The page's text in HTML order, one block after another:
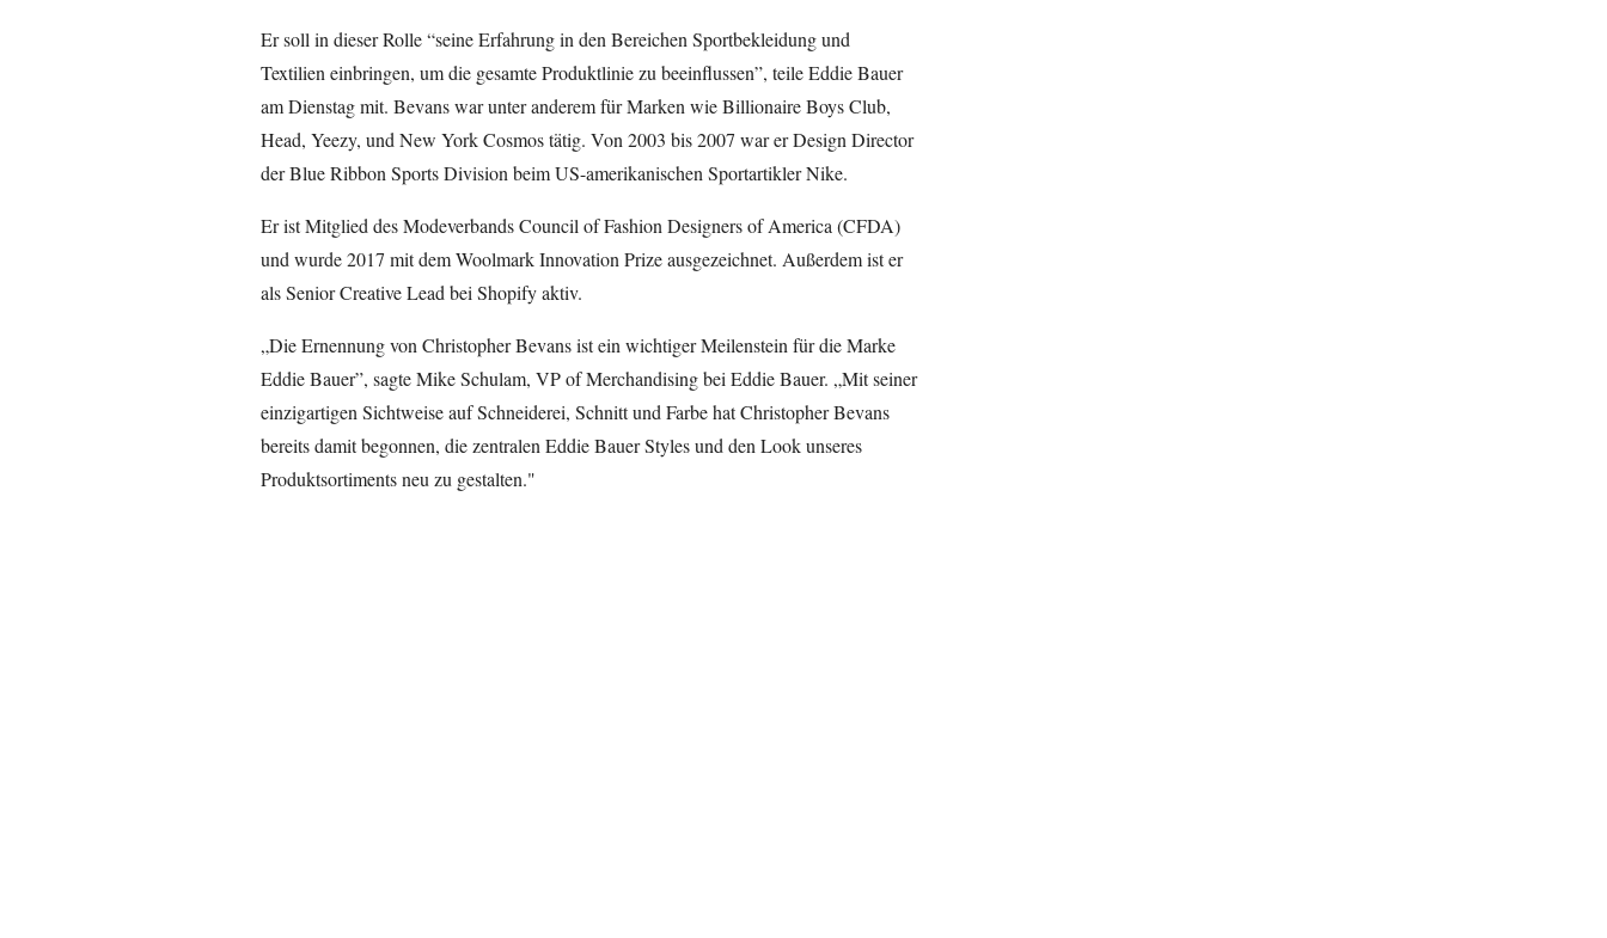
Er soll in dieser Rolle “seine Erfahrung in den Bereichen Sportbekleidung und
Textilien einbringen, um die gesamte Produktlinie zu beeinflussen”, teile Eddie Bauer
am Dienstag mit. Bevans war unter anderem für Marken wie Billionaire Boys Club,
Head, Yeezy, und New York Cosmos tätig. Von 2003 bis 2007 war er Design Director
der Blue Ribbon Sports Division beim US-amerikanischen Sportartikler Nike.
Er ist Mitglied des Modeverbands Council of Fashion Designers of America (CFDA)
und wurde 2017 mit dem Woolmark Innovation Prize ausgezeichnet. Außerdem ist er
als Senior Creative Lead bei Shopify aktiv.
„Die Ernennung von Christopher Bevans ist ein wichtiger Meilenstein für die Marke
Eddie Bauer”, sagte Mike Schulam, VP of Merchandising bei Eddie Bauer. „Mit seiner
einzigartigen Sichtweise auf Schneiderei, Schnitt und Farbe hat Christopher Bevans
bereits damit begonnen, die zentralen Eddie Bauer Styles und den Look unseres
Produktsortiments neu zu gestalten."